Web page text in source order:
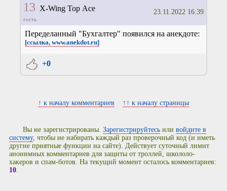
13 X-Wing Top Ace
гость
23.11.2022 16:39
Переделанный "Бухгалтер" появился на анекдоте:
[ссылка, www.anekdot.ru]
+0
↑ к началу комментариев ↑↑ к началу страницы
Вы не зарегистрированы.Зарегистрируйтесь иливойдите в
систему, чтобы не набирать каждый раз проверочный код (и иметь
другие приятные функции на сайте). Действует суточный лимит
анонимных комментариев для защиты от троллей, школоло-
хакеров и спам-ботов. На текущий момент осталось комментариев:
10.